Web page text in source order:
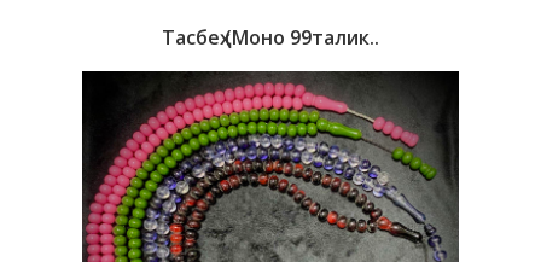
Тасбеҳ (моно 99талик..